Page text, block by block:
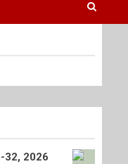
32, 2026